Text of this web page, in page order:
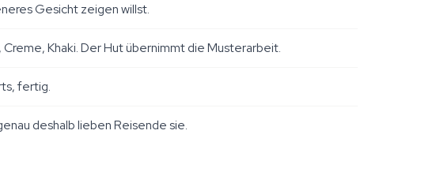
Gesicht zeigen willst.
Khaki. Der Hut übernimmt die Musterarbeit.
fertig.
deshalb lieben Reisende sie.